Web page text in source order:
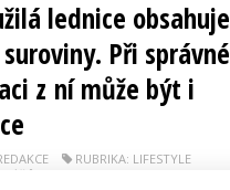
lednice obsahuje
Při správné
z ní může být i
RUBRIKA: LIFESTYLE